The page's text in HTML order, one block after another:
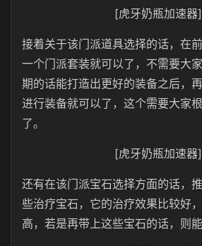
[虎牙奶瓶加速器]
接着关于该门派道具选择的话，在
一个门派套装就可以了，不需要大
期的话能打造出更好的装备之后，
进行装备就可以了，这个需要大家
了。
[虎牙奶瓶加速器]
还有在该门派宝石选择方面的话，
些治疗宝石，它的治疗效果比较好
高，若是再带上这些宝石的话，则